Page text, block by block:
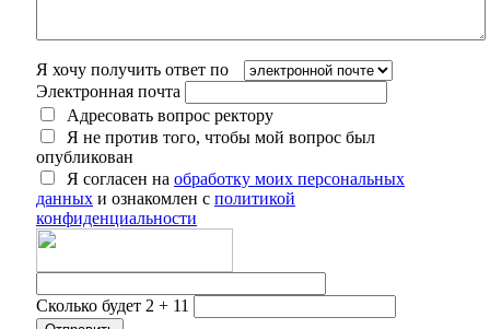
Я хочу получить ответ по
Электронная почта
Адресовать вопрос ректору
Я не против того, чтобы мой вопрос был
опубликован
Я согласен на обработку моих персональных
данных и ознакомлен с политикой
конфиденциальности
Сколько будет 2 + 11